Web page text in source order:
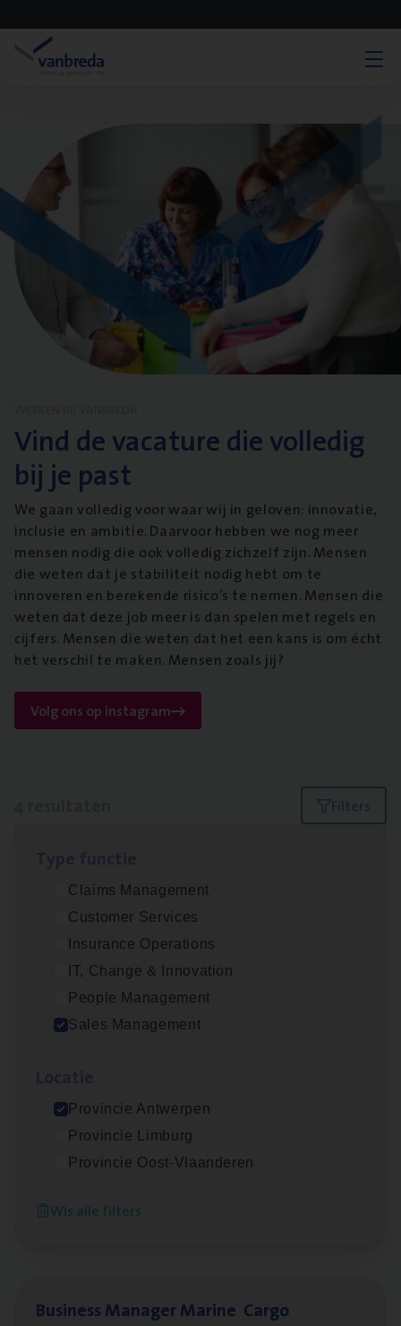
Vind de vacature die volledig
bij je past
We gaan volledig voor waar wij in geloven: innovatie,
inclusie en ambitie. Daarvoor hebben we nog meer
mensen nodig die ook volledig zichzelf zijn. Mensen
die weten dat je stabiliteit nodig hebt om te
innoveren en berekende risico’s te nemen. Mensen die
weten dat deze job meer is dan spelen met regels en
cijfers. Mensen die weten dat het een kans is om écht
het verschil te maken. Mensen zoals jij?
Volg ons op instagram
Filters
Claims Management
Customer Services
Insurance Operations
IT, Change & Innovation
People Management
Sales Management
Provincie Antwerpen
Provincie Limburg
Provincie Oost-Vlaanderen
Wis alle filters
Insu­ran­ce Bro­ker Trans­port
Antwerpen
Insu­ran­ce Bro­kerKMO
Cor­po­ra­te Insu­ran­ce Bro­ker Property
Antwerpen
Busi­ness Mana­ger Mari­ne Cargo